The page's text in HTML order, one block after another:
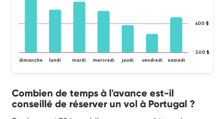
300 $
400 $
dimanche lundi mardi mercredi jeudi vendredi samedi
Combien de temps à l'avance est-il
conseillé de réserver un vol à Portugal ?